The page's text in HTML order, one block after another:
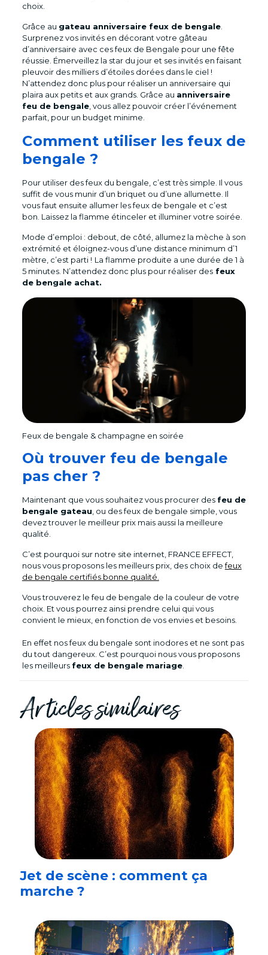
choix.
Grâce au gateau anniversaire feux de bengale.
Surprenez vos invités en décorant votre gâteau
d’anniversaire avec ces feux de Bengale pour une fête
réussie. Émerveillez la star du jour et ses invités en faisant
pleuvoir des milliers d’étoiles dorées dans le ciel !
N’attendez donc plus pour réaliser un anniversaire qui
plaira aux petits et aux grands. Grâce au anniversaire
feu de bengale, vous allez pouvoir créer l’événement
parfait, pour un budget minime.
Comment utiliser les feux de
bengale ?
Pour utiliser des feux du bengale, c’est très simple. Il vous
suffit de vous munir d’un briquet ou d’une allumette. Il
vous faut ensuite allumer les feux de bengale et c’est
bon. Laissez la flamme étinceler et illuminer votre soirée.
Mode d’emploi : debout, de côté, allumez la mèche à son
extrémité et éloignez-vous d’une distance minimum d’1
mètre, c’est parti ! La flamme produite a une durée de 1 à
5 minutes. N’attendez donc plus pour réaliser desfeux
de bengale achat.
Feux de bengale & champagne en soirée
Où trouver feu de bengale
pas cher ?
Maintenant que vous souhaitez vous procurer des feu de
bengale gateau , ou des feux de bengale simple, vous
devez trouver le meilleur prix mais aussi la meilleure
qualité.
C’est pourquoi sur notre site internet, FRANCE EFFECT,
nous vous proposons les meilleurs prix, des choix defeux
de bengale certifiés bonne qualité.
Vous trouverez le feu de bengale de la couleur de votre
choix. Et vous pourrez ainsi prendre celui qui vous
convient le mieux, en fonction de vos envies et besoins.
En effet nos feux du bengale sont inodores et ne sont pas
du tout dangereux. C’est pourquoi nous vous proposons
les meilleurs feux de bengale mariage.
Articles similaires
Jet de scène : comment ça
marche ?